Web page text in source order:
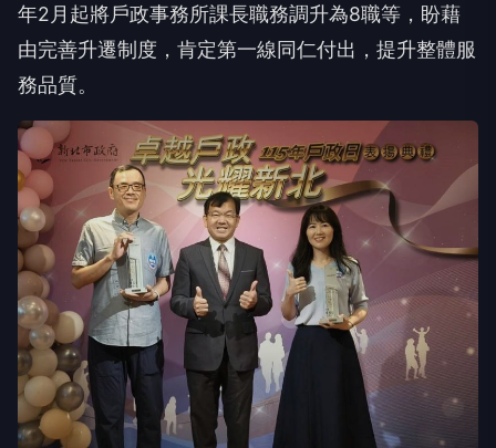
年2月起將戶政事務所課長職務調升為8職等，盼藉
由完善升遷制度，肯定第一線同仁付出，提升整體服
務品質。